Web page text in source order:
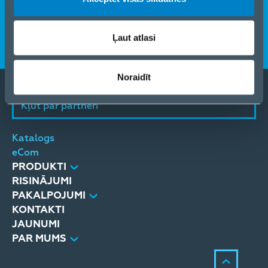
Ļaut atlasi
Noraidīt
ilgtspēja kļūst par izšķirošu faktoru lēmumu
pieņemšanā.
Pirmais izdevums. ‘Attālinātais viss’ ir izgaismojis,
cik būtiskas ir stipras attiecības, uzticība un
Kļūt par partneri
Katalogs
eCom
PRODUKTI
RISINĀJUMI
PAKALPOJUMI
KONTAKTI
JAUNUMI
PAR MUMS